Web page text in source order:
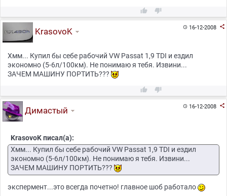
 
16-12-2008 
KrasovoK
Хмм... Купил бы себе рабочий VW Passat 1,9 TDI и ездил
экономно (5-6л/100км). Не понимаю я тебя. Извини...
ЗАЧЕМ МАШИНУ ПОРТИТЬ???
 
16-12-2008 
Димастый
KrasovoK писал(а):
Хмм... Купил бы себе рабочий VW Passat 1,9 TDI и ездил
экономно (5-6л/100км). Не понимаю я тебя. Извини...
ЗАЧЕМ МАШИНУ ПОРТИТЬ???
экспермент...это всегда почетно! главное шоб работало